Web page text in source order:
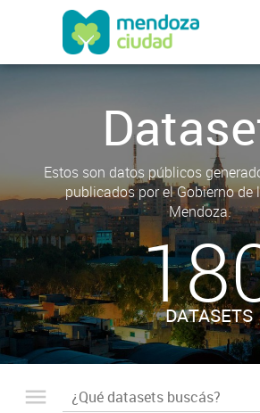
Estos son datos públicos
publicados por el Gobierno de
Mendoza.
DATASETS